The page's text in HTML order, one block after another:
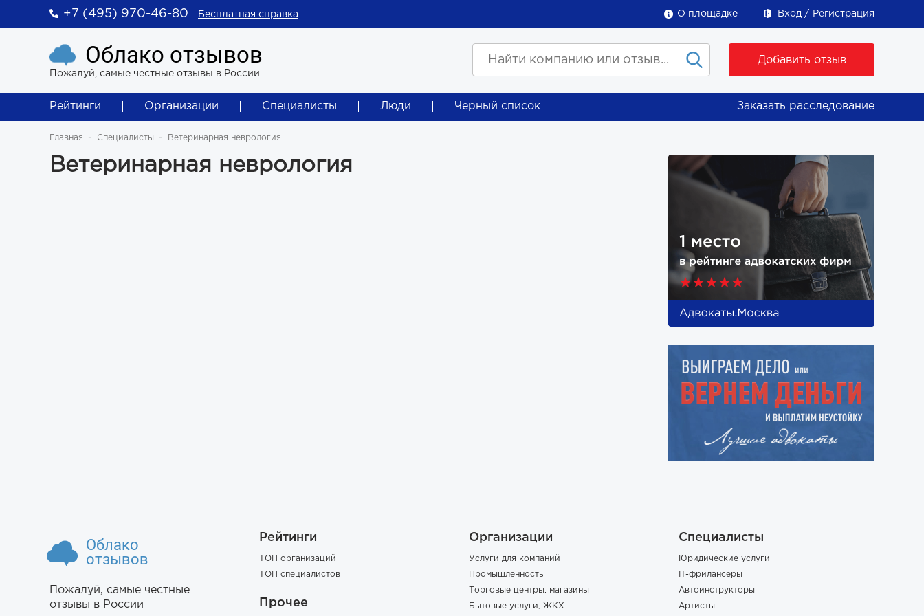
+7 (495) 970-46-80 Бесплатная справка О площадке Вход Регистрация
Облако отзывов
Пожалуй, самые честные отзывы в России
Добавить отзыв
Рейтинги Организации Специалисты Люди Черный список Заказать расследование
Главная Специалисты Ветеринарная неврология
Ветеринарная неврология
Облако
отзывов
Пожалуй, самые честные
отзывы в России
Рейтинги
ТОП организаций
ТОП специалистов
Прочее
Организации
Услуги для компаний
Промышленность
Торговые центры, магазины
Бытовые услуги, ЖКХ
Специалисты
Юридические услуги
IT-фрилансеры
Автоинструкторы
Артисты